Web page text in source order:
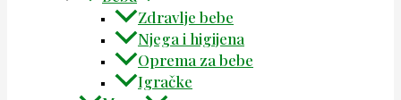
Zdravlje bebe
Njega i higijena
Oprema za bebe
Igračke